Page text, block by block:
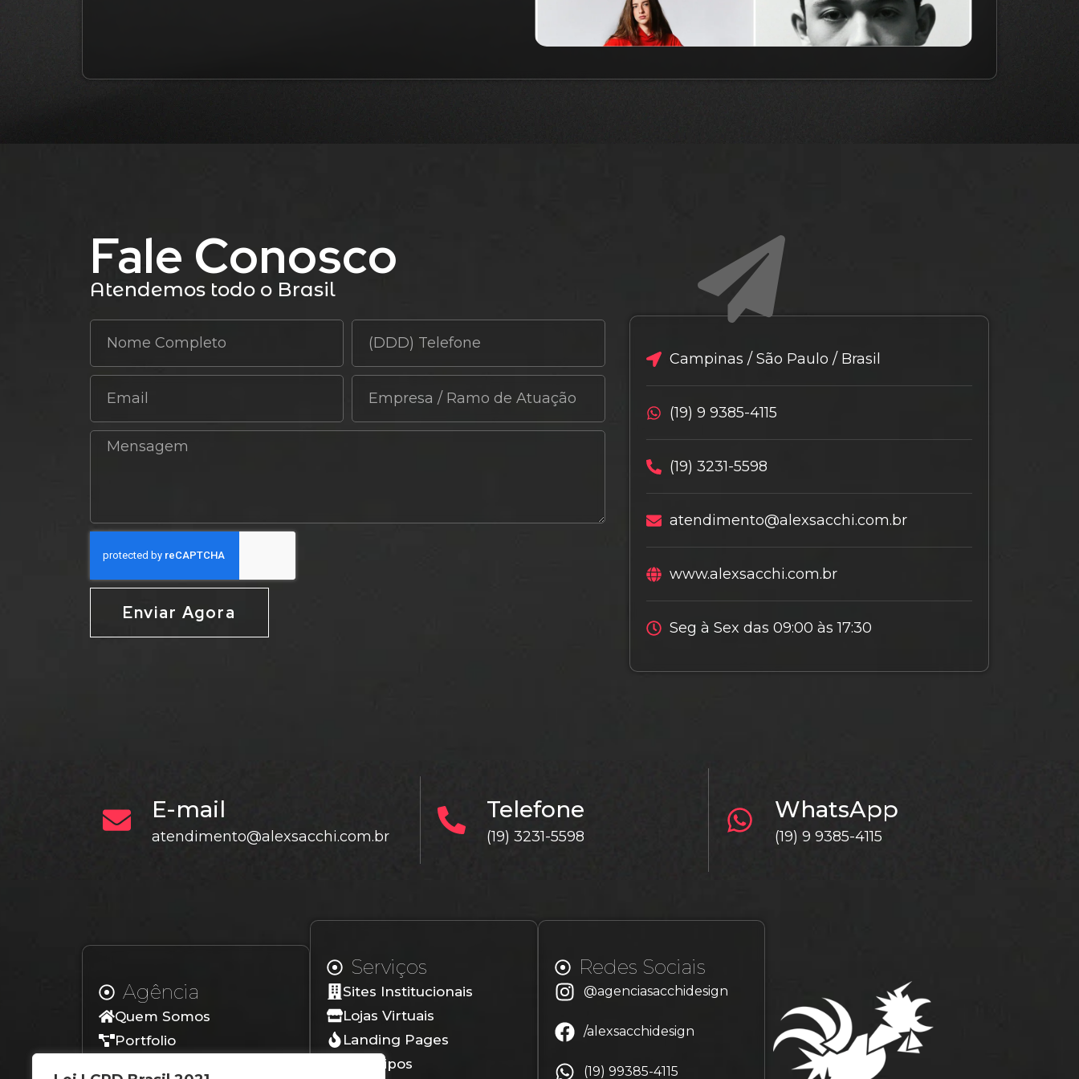
Fale Conosco
Atendemos todo o Brasil
Enviar Agora
Campinas / São Paulo / Brasil
(19) 9 9385-4115
(19) 3231-5598
atendimento@alexsacchi.com.br
www.alexsacchi.com.br
Seg à Sex das 09:00 às 17:30
E-mail
atendimento@alexsacchi.com.br
Telefone
(19) 3231-5598
WhatsApp
(19) 9 9385-4115
Agência
Quem Somos
Portfolio
Serviços
Sites Institucionais
Lojas Virtuais
Landing Pages
Logotipos
Redes Sociais
@agenciasacchidesign
/alexsacchidesign
(19) 99385-4115